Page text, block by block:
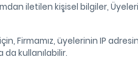
iletilen kişisel bilgiler,
Firmamız, üyelerinin IP
da kullanılabilir.